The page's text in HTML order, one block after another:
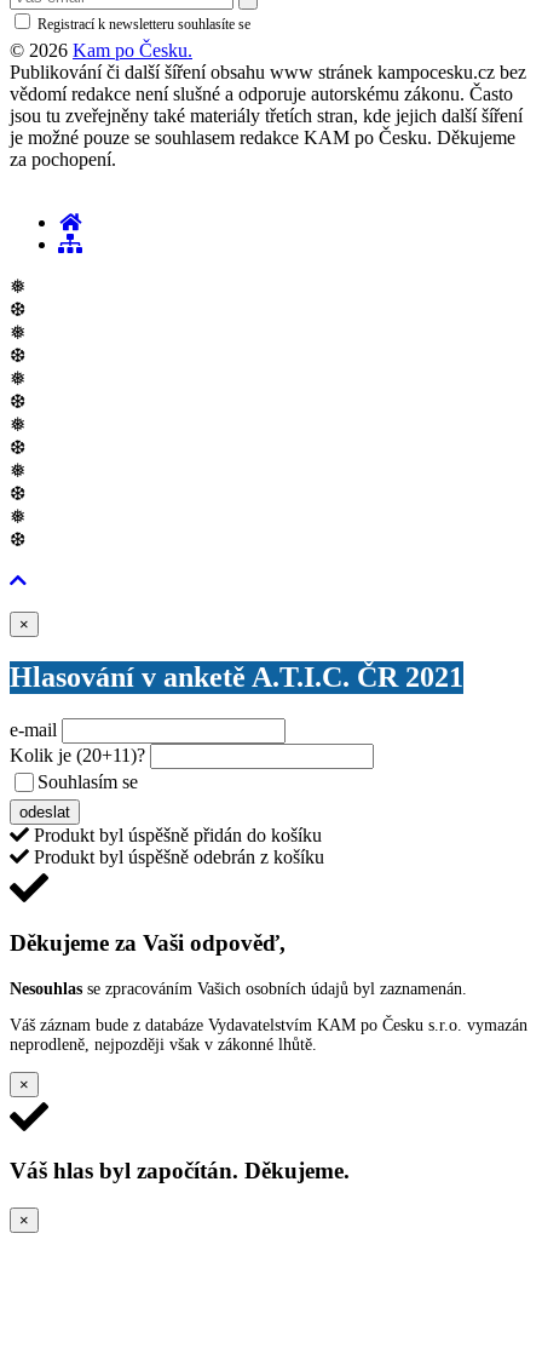
Registrací k newsletteru souhlasíte se
© 2026 Kam po Česku.
Publikování či další šíření obsahu www stránek kampocesku.cz bez
vědomí redakce není slušné a odporuje autorskému zákonu. Často
jsou tu zveřejněny také materiály třetích stran, kde jejich další šíření
je možné pouze se souhlasem redakce KAM po Česku. Děkujeme
za pochopení.
❅
❆
❅
❆
❅
❆
❅
❆
❅
❆
❅
❆
×
Hlasování v anketě A.T.I.C. ČR 2021
e-mail
Kolik je (20+11)?
Souhlasím se
odeslat
Produkt byl úspěšně přidán do košíku
Produkt byl úspěšně odebrán z košíku
Děkujeme za Vaši odpověď,
Nesouhlas se zpracováním Vašich osobních údajů byl zaznamenán.
Váš záznam bude z databáze Vydavatelstvím KAM po Česku s.r.o. vymazán
neprodleně, nejpozději však v zákonné lhůtě.
×
Váš hlas byl započítán. Děkujeme.
×